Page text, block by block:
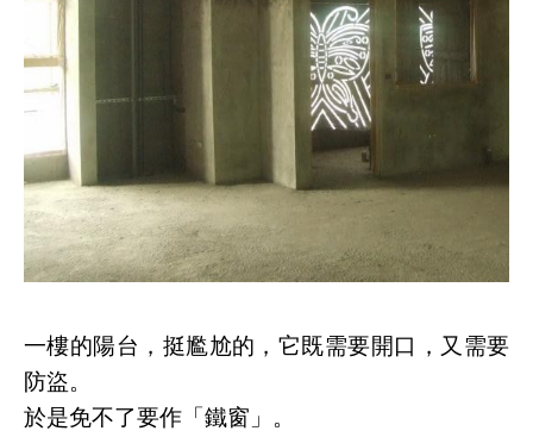
一樓的陽台，挺尷尬的，它既需要開口，又需要
防盜。
於是免不了要作「鐵窗」。